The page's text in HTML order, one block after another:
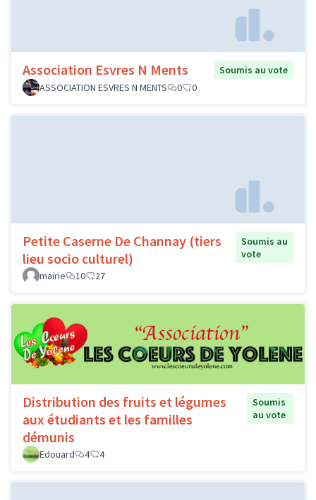
Association Esvres N Ments
Soumis au vote
ASSOCIATION ESVRES N MENTS
0 0
Petite Caserne De Channay (tiers
lieu socio culturel)
Soumis au
vote
mairie
10 27
Distribution des fruits et légumes
aux étudiants et les familles
démunis
Soumis
au vote
Edouard 4 4